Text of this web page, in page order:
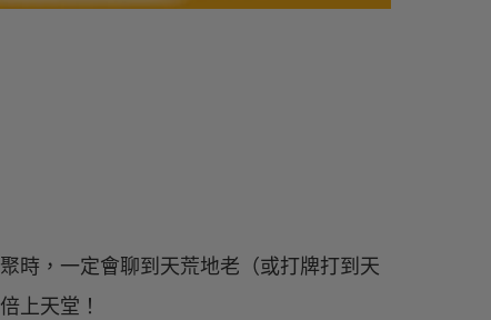
時，一定會聊到天荒地老（或打牌打到天
上天堂！